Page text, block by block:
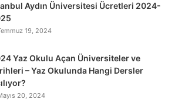
Aydın Üniversitesi Ücretleri 2024-
19, 2024
Yaz Okulu Açan Üniversiteler ve
– Yaz Okulunda Hangi Dersler
20, 2024